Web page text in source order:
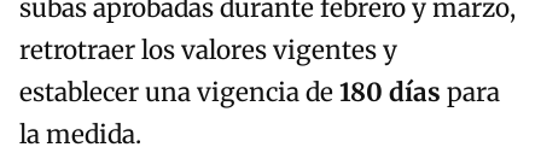
subas aprobadas durante febrero y marzo,
retrotraer los valores vigentes y
establecer una vigencia de180 días para
la medida.